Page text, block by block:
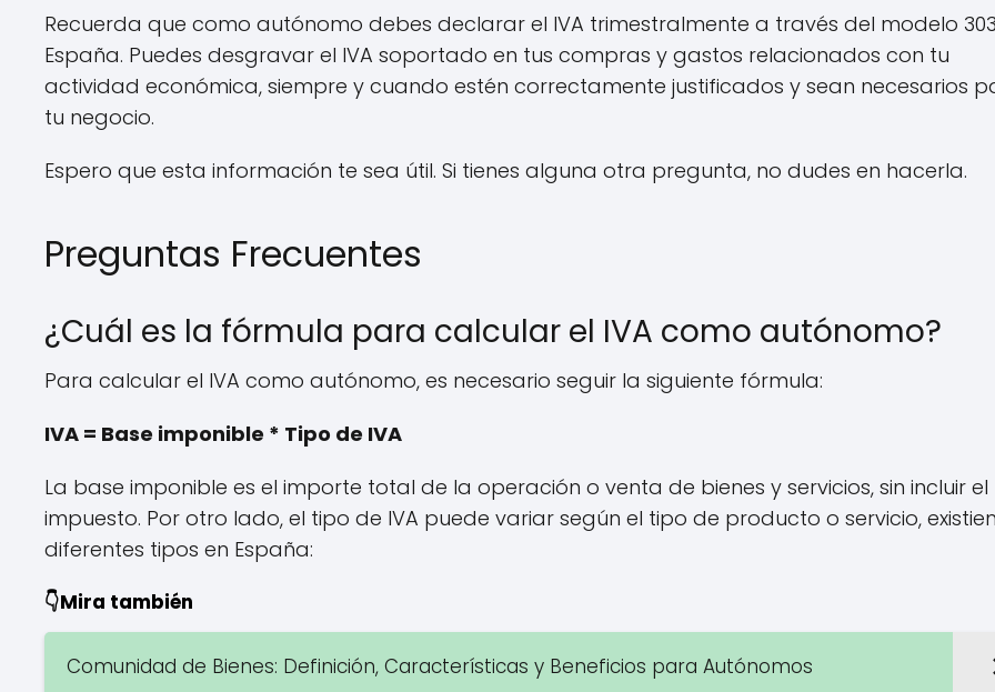
Recuerda que como autónomo debes declarar el IVA trimestralmente a través del modelo
España. Puedes desgravar el IVA soportado en tus compras y gastos relacionados con tu
actividad económica, siempre y cuando estén correctamente justificados y sean necesarios
tu negocio.
Espero que esta información te sea útil. Si tienes alguna otra pregunta, no dudes en hacerla.
Preguntas Frecuentes
¿Cuál es la fórmula para calcular el IVA como autónomo?
Para calcular el IVA como autónomo, es necesario seguir la siguiente fórmula:
IVA = Base imponible * Tipo de IVA
La base imponible es el importe total de la operación o venta de bienes y servicios, sin incluir el
impuesto. Por otro lado, el tipo de IVA puede variar según el tipo de producto o servicio,
diferentes tipos en España:
👇Mira también
Comunidad de Bienes: Definición, Características y Beneficios para Autónomos